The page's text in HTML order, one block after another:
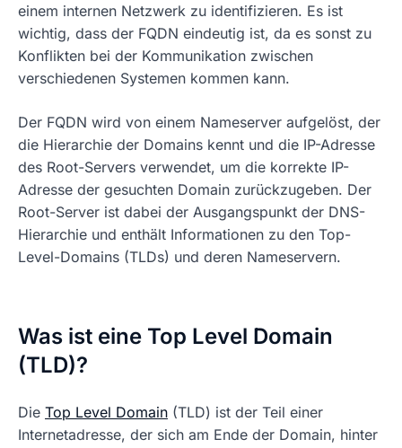
einem internen Netzwerk zu identifizieren. Es ist
wichtig, dass der FQDN eindeutig ist, da es sonst zu
Konflikten bei der Kommunikation zwischen
verschiedenen Systemen kommen kann.
Der FQDN wird von einem Nameserver aufgelöst, der
die Hierarchie der Domains kennt und die IP-Adresse
des Root-Servers verwendet, um die korrekte IP-
Adresse der gesuchten Domain zurückzugeben. Der
Root-Server ist dabei der Ausgangspunkt der DNS-
Hierarchie und enthält Informationen zu den Top-
Level-Domains (TLDs) und deren Nameservern.
Was ist eine Top Level Domain
(TLD)?
Die Top Level Domain (TLD) ist der Teil einer
Internetadresse, der sich am Ende der Domain, hinter